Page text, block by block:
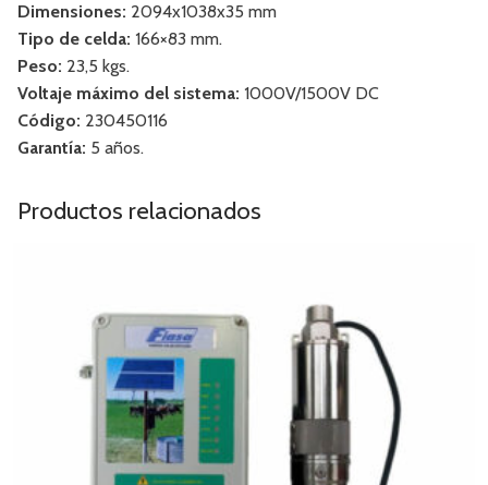
Dimensiones: 2094x1038x35 mm
Tipo de celda: 166×83 mm.
Peso: 23,5 kgs.
Voltaje máximo del sistema: 1000V/1500V DC
Código: 230450116
Garantía: 5 años.
Productos relacionados